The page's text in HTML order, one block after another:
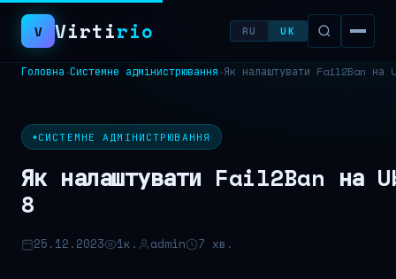
V Virtirio RU UK
Головна→Системне адмінистрювання→Як налаштувати Fail2Ban на
СИСТЕМНЕ АДМІНИСТРЮВАННЯ
Як налаштувати Fail2Ban на
8
25.12.2023 1к. admin 7 хв.